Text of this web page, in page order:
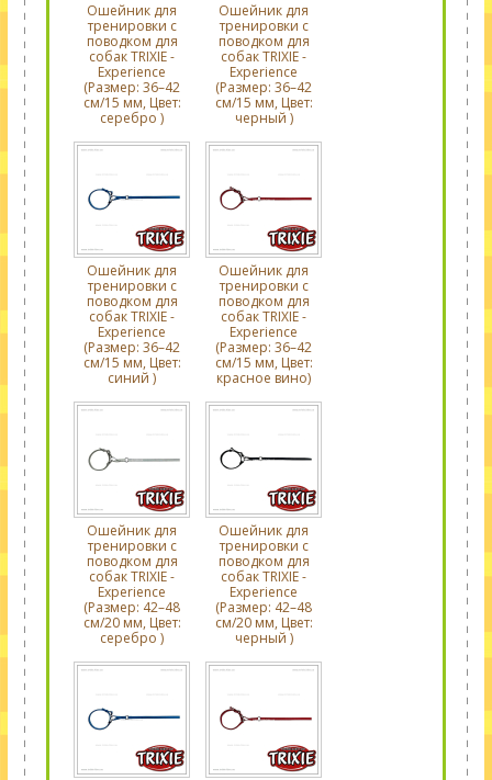
Ошейник для
тренировки с
поводком для
собак TRIXIE -
Experience
(Размер: 36–42
см/15 мм, Цвет:
серебро )
Ошейник для
тренировки с
поводком для
собак TRIXIE -
Experience
(Размер: 36–42
см/15 мм, Цвет:
черный )
Ошейник для
тренировки с
поводком для
собак TRIXIE -
Experience
(Размер: 36–42
см/15 мм, Цвет:
синий )
Ошейник для
тренировки с
поводком для
собак TRIXIE -
Experience
(Размер: 36–42
см/15 мм, Цвет:
красное вино)
Ошейник для
тренировки с
поводком для
собак TRIXIE -
Experience
(Размер: 42–48
см/20 мм, Цвет:
серебро )
Ошейник для
тренировки с
поводком для
собак TRIXIE -
Experience
(Размер: 42–48
см/20 мм, Цвет:
черный )